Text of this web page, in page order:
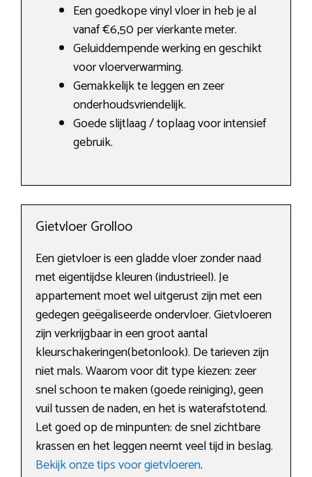
Een goedkope vinyl vloer in heb je al
vanaf €6,50 per vierkante meter.
Geluiddempende werking en geschikt
voor vloerverwarming.
Gemakkelijk te leggen en zeer
onderhoudsvriendelijk.
Goede slijtlaag / toplaag voor intensief
gebruik.
Gietvloer Grolloo
Een gietvloer is een gladde vloer zonder naad
met eigentijdse kleuren (industrieel). Je
appartement moet wel uitgerust zijn met een
gedegen geëgaliseerde ondervloer. Gietvloeren
zijn verkrijgbaar in een groot aantal
kleurschakeringen(betonlook). De tarieven zijn
niet mals. Waarom voor dit type kiezen: zeer
snel schoon te maken (goede reiniging), geen
vuil tussen de naden, en het is waterafstotend.
Let goed op de minpunten: de snel zichtbare
krassen en het leggen neemt veel tijd in beslag.
Bekijk onze tips voor gietvloeren.